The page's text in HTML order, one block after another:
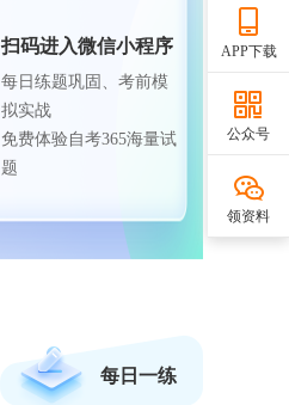
扫码进入微信小程序
每日练题巩固、考前模
拟实战
免费体验自考365海量试
题
每日一练
APP下载
公众号
领资料